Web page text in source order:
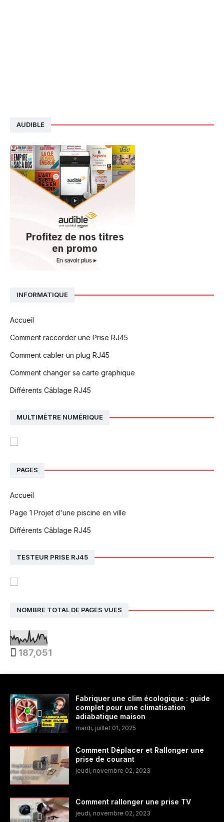
AUDIBLE
INFORMATIQUE
Accueil
Comment raccorder une Prise RJ45
Comment cabler un plug RJ45
Comment changer sa carte graphique
Différents Câblage RJ45
MULTIMÈTRE NUMÉRIQUE
PAGES
Accueil
Page 1 Projet d'une piscine en ville
Différents Câblage RJ45
TESTEUR PRISE RJ45
NOMBRE TOTAL DE PAGES VUES
187,051
Fabriquer une clim écologique : guide
complet pour une climatisation
adiabatique maison
mardi, juillet 01, 2025
Comment Déplacer et Rallonger une
prise de courant
jeudi, novembre 02, 2023
Comment rallonger une prise TV
jeudi, novembre 02, 2023